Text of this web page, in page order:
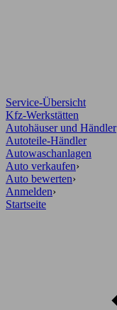
Service-Übersicht
Kfz-Werkstätten
Autohäuser und Händler
Autoteile-Händler
Autowaschanlagen
Auto verkaufen›
Auto bewerten›
Anmelden›
Startseite